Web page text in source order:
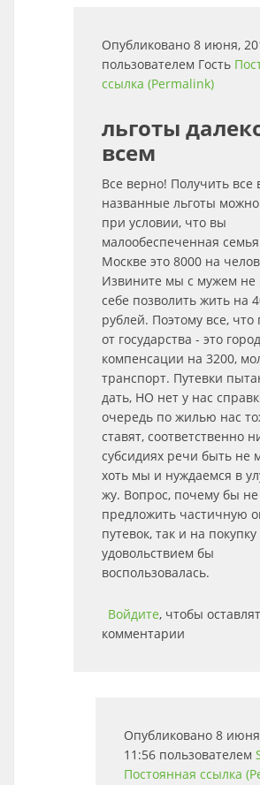
Опубликовано 8 июня,
пользователем Гость
ссылка (Permalink)
льготы
всем
Все верно! Получить
названные льготы можно
при условии, что вы
малообеспеченная
Москве это 8000 на
Извините мы с мужем
себе позволить жить на
рублей. Поэтому все, что
от государства - это
компенсации на 3200,
транспорт. Путевки
дать, НО нет у нас
очередь по жилью нас
ставят, соответственно
субсидиях речи быть не
хоть мы и нуждаемся в
жу. Вопрос, почему бы не
предложить частичную
путевок, так и на
удовольствием бы
воспользовалась.
Войдите, чтобы
комментарии
Опубликовано 8
11:56 пользователем
Постоянная ссылка